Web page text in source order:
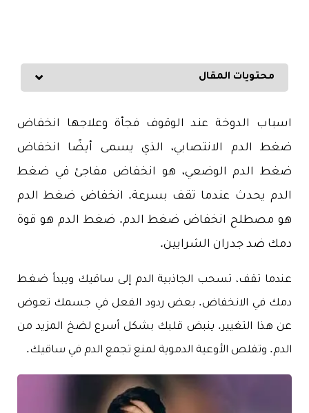
محتويات المقال
اسباب الدوخة عند الوقوف فجأة وعلاجها انخفاض
ضغط الدم الانتصابي، الذي يسمى أيضًا انخفاض
ضغط الدم الوضعي، هو انخفاض مفاجئ في ضغط
الدم يحدث عندما تقف بسرعة. انخفاض ضغط الدم
هو مصطلح انخفاض ضغط الدم. ضغط الدم هو قوة
دمك ضد جدران الشرايين.
عندما تقف، تسحب الجاذبية الدم إلى ساقيك ويبدأ ضغط
دمك في الانخفاض. بعض ردود الفعل في جسمك تعوض
عن هذا التغيير. ينبض قلبك بشكل أسرع لضخ المزيد من
الدم. وتقلص الأوعية الدموية لمنع تجمع الدم في ساقيك.